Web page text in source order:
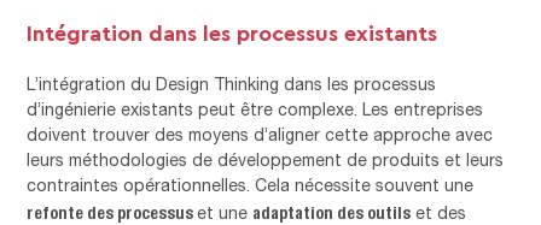
Intégration dans les processus existants
L’intégration du Design Thinking dans les processus
d’ingénierie existants peut être complexe. Les entreprises
doivent trouver des moyens d’aligner cette approche avec
leurs méthodologies de développement de produits et leurs
contraintes opérationnelles. Cela nécessite souvent une
refonte des processuset une adaptation des outils et des